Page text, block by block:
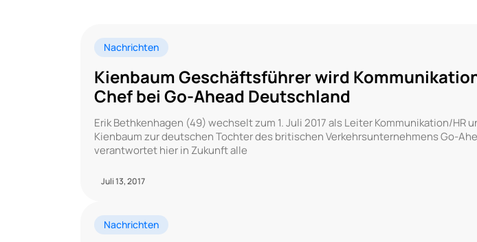
Nachrichten
Kienbaum Geschäftsführer wird
Chef bei Go-Ahead Deutschland
Erik Bethkenhagen (49) wechselt zum 1. Juli 2017 als Leiter Kommunikation/HR
Kienbaum zur deutschen Tochter des britischen Verkehrsunternehmens Go-
verantwortet hier in Zukunft alle
Juli 13, 2017
Nachrichten